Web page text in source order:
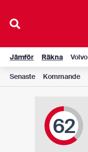
innehåll
Jämför Räkna Volvo
Senaste Kommande
62